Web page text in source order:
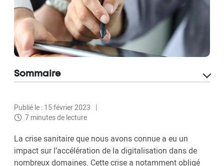
Publié le : 15 février 2023
7 minutes de lecture
La crise sanitaire que nous avons connue a eu un
impact sur l’accélération de la digitalisation dans de
nombreux domaines. Cette crise a notamment obligé
Sommaire